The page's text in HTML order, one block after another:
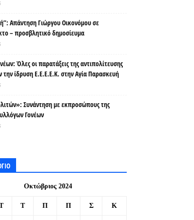
Απάντηση Γιώργου Οικονόμου σε
– προσβλητικό δημοσίευμα
Όλες οι παρατάξεις της αντιπολίτευσης
την ίδρυση Ε.Ε.Ε.Ε.Κ. στην Αγία Παρασκευή
Συνάντηση με εκπροσώπους της
Γονέων
Οκτώβριος 2024
Τ Π Π Σ Κ